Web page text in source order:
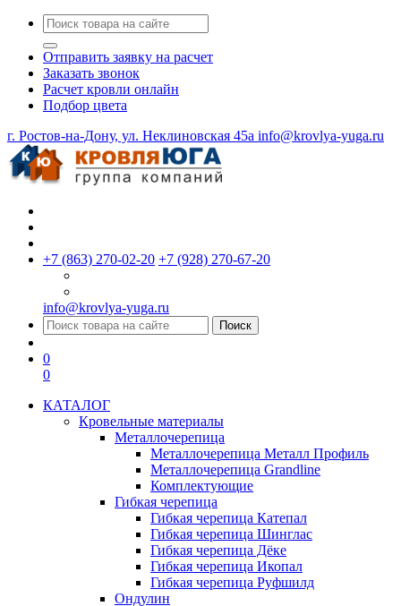
Отправить заявку на расчет
Заказать звонок
Расчет кровли онлайн
Подбор цвета
г. Ростов-на-Дону, ул. Неклиновская 45a info@krovlya-yuga.ru
+7 (863) 270-02-20 +7 (928) 270-67-20
info@krovlya-yuga.ru
Поиск
0
0
КАТАЛОГ
Кровельные материалы
Металлочерепица
Металлочерепица Металл Профиль
Металлочерепица Grandline
Комплектующие
Гибкая черепица
Гибкая черепица Катепал
Гибкая черепица Шинглас
Гибкая черепица Дёке
Гибкая черепица Икопал
Гибкая черепица Руфшилд
Ондулин